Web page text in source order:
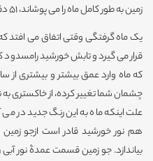
زمین به طور کامل ماه را می پوشاند، 51 دقیقه طول میکشد.
یک ماه گرفتگی وقتی اتفاق می افتد
قرار می گیرد و تابش خورشید رامسدود
که ماه وارد عمق بیشتر و بیشتری از
چشمان شما تغییر کرده، از خاکستری به
علت اینکه ماه به این رنگ جدید در
هم نور خورشید قادر است ازجو زمین
بیاندازد. جو زمین قسمت عمدۀ نور آبی